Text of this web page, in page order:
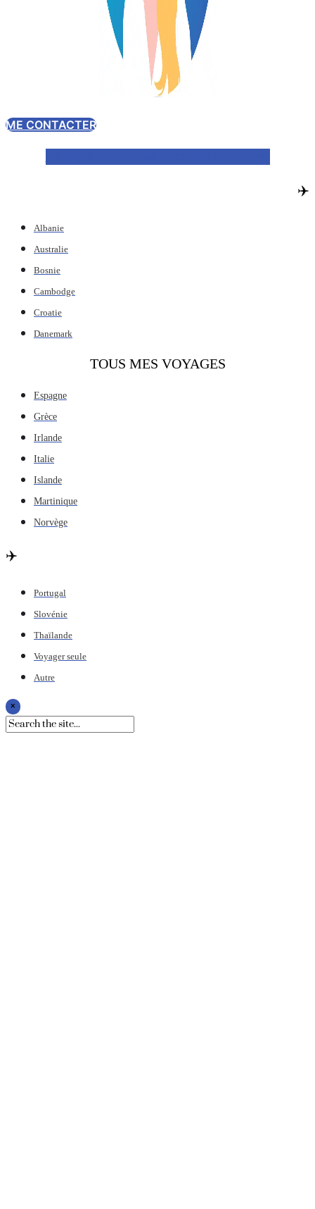
ME CONTACTER
✈️
Albanie
Australie
Bosnie
Cambodge
Croatie
Danemark
TOUS MES VOYAGES
Espagne
Grèce
Irlande
Italie
Islande
Martinique
Norvège
✈️
Portugal
Slovénie
Thaïlande
Voyager seule
Autre
×